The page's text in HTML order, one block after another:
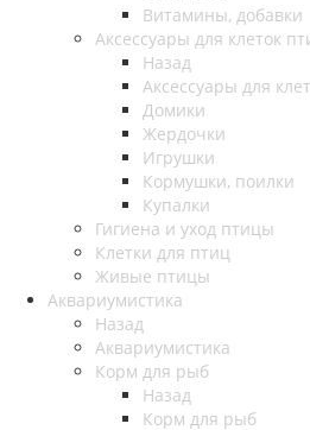
Витамины, добавки
Аксессуары для клеток
Назад
Аксессуары для
Домики
Жердочки
Игрушки
Кормушки, поилки
Купалки
Гигиена и уход птицы
Клетки для птиц
Живые птицы
Аквариумистика
Назад
Аквариумистика
Корм для рыб
Назад
Корм для рыб